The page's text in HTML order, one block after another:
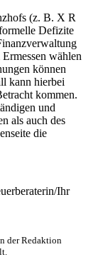
(z. B. X R
Defizite
wählen
können
kann hierbei
kommen.
und
als auch des
die
Ihr
der Redaktion